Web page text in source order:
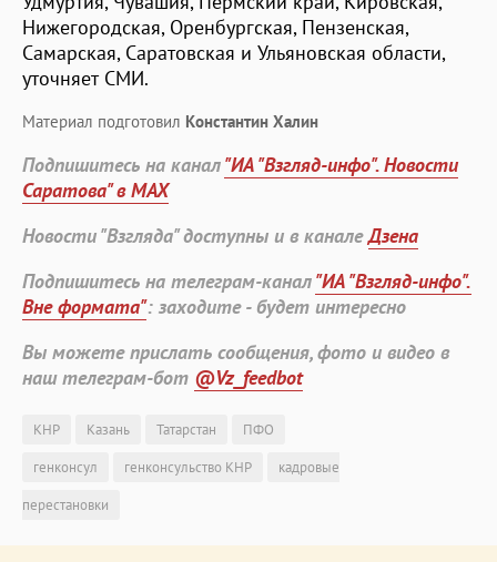
Нижегородская, Оренбургская, Пензенская,
Самарская, Саратовская и Ульяновская области,
уточняет СМИ.
Материал подготовил Константин Халин
Подпишитесь на канал"ИА "Взгляд-инфо". Новости
Саратова" в MAX
Новости "Взгляда" доступны и в каналеДзена
Подпишитесь на телеграм-канал"ИА "Взгляд-инфо".
Вне формата": заходите - будет интересно
Вы можете прислать сообщения, фото и видео в
наш телеграм-бот @Vz_feedbot
КНР Казань Татарстан
ПФО
генконсул
генконсульство КНР
кадровые
перестановки